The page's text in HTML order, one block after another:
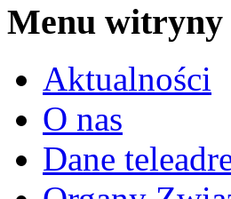
Menu witryny
Aktualności
O nas
Dane